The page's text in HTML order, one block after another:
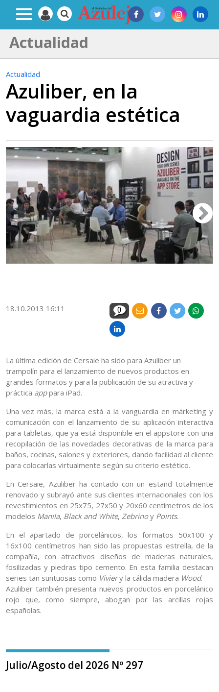
Actualidad
Actualidad
Azuliber, en la
vaguardia estética
18.10.2013 16:11 0
La última edición de Cersaie ha sido para Azuliber un
trampolín para el lanzamiento de nuevos productos en
grandes formatos y para la publicación de su atractiva y
práctica apppara iPad.
Una vez más, la marca está a la vanguardia en márketing y
comunicación con el lanzamiento de su aplicación interactiva
para tabletas, que ya está disponible en el appstore con una
recopilación de las novedades decorativas de la marca para
baños, cocinas, salones y exteriores, dando facilidad al cliente
para colocarlas virtualmente según su criterio estético.
En Cersaie, Azuliber ha contado con un estand totalmente
renovado y subrayó ante sus clientes internacionales con los
revestimientos en 25x75, 27x50 y 20x60 centímetros de los
modelos Manila, Black and White, Zebrinoy Points.
En el apartado de porcelánicos, los formatos 50x100 y
16x100 centímetros han sido las propuestas estrella, de la
compañía, con atractivos diseños de maderas naturales,
fosilizadas y piedras tipo cemento. En esta familia destacan
series tan suntuosas como Viviery la cálida madera Wood.
Azuliber también presenta nuevos productos en porcelánico
rojo que, como siempre, abogan por las arcillas rojas
españolas.
Julio/Agosto del 2026 Nº 297